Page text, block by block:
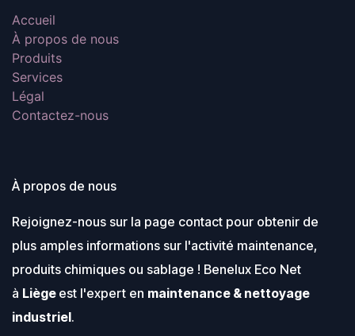
Accueil
À propos de nous
Produits
Services
Légal
Contactez-nous
À propos de nous
Rejoignez-nous sur la page contact pour obtenir de
plus amples informations sur l'activité maintenance,
produits chimiques ou sablage ! Benelux Eco Net
à Liège est l'expert en maintenance & nettoyage
industriel.